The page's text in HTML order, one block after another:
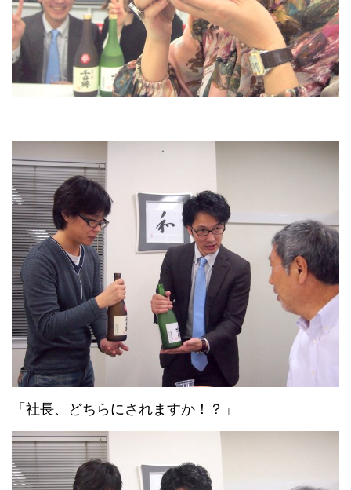
「社長、どちらにされますか！？」